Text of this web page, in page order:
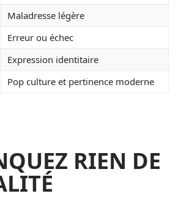
Maladresse légère
Erreur ou échec
Expression identitaire
Pop culture et pertinence moderne
RIEN DE